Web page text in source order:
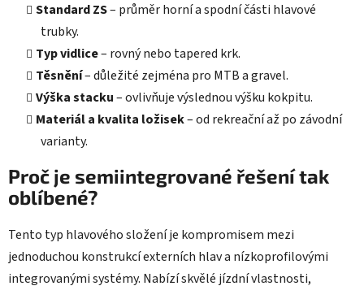
Standard ZS– průměr horní a spodní části hlavové
trubky.
Typ vidlice– rovný nebo tapered krk.
Těsnění– důležité zejména pro MTB a gravel.
Výška stacku– ovlivňuje výslednou výšku kokpitu.
Materiál a kvalita ložisek– od rekreační až po závodní
varianty.
Proč je semiintegrované řešení tak
oblíbené?
Tento typ hlavového složení je kompromisem mezi
jednoduchou konstrukcí externích hlav a nízkoprofilovými
integrovanými systémy. Nabízí skvělé jízdní vlastnosti,